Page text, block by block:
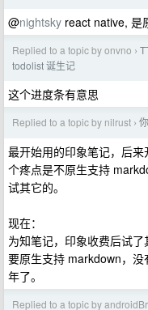
@nightsky react native, 是
Replied to a topic by onvno ›
todolist 诞生记
这个进度条有意思
Replied to a topic by nilrust ›
最开始用的印象笔记，后
个疼点是不原生支持
试其它的。
现在：
为知笔记，印象收费后试
要原生支持 markdown，
年了。
Replied to a topic by